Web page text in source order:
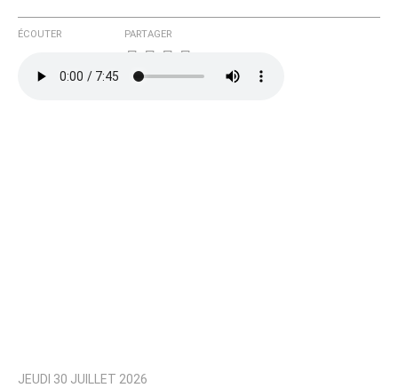
ÉCOUTER PARTAGER
JEUDI 30 JUILLET 2026